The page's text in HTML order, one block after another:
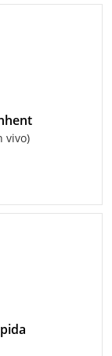
vivo)